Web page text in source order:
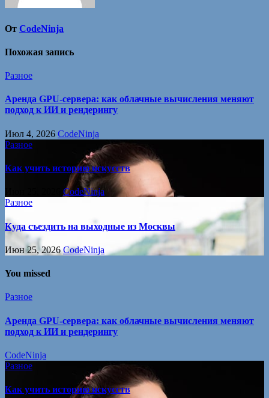
От CodeNinja
Похожая запись
Разное
Аренда GPU-сервера: как облачные вычисления меняют
подход к ИИ и рендерингу
Июл 4, 2026 CodeNinja
Разное
Как учить историю искусств
CodeNinja
Разное
Куда съездить на выходные из Москвы
Июн 25, 2026CodeNinja
You missed
Разное
Аренда GPU-сервера: как облачные вычисления меняют
подход к ИИ и рендерингу
CodeNinja
Разное
Как учить историю искусств